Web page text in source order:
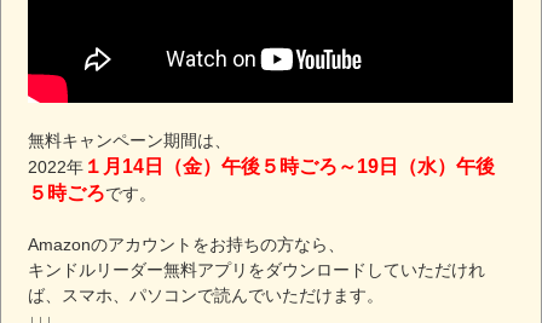
無料キャンペーン期間は、
2022年 １月14日（金）午後５時ごろ～19日（水）午後
５時ごろです。
Amazonのアカウントをお持ちの方なら、
キンドルリーダー無料アプリをダウンロードしていただけれ
ば、スマホ、パソコンで読んでいただけます。